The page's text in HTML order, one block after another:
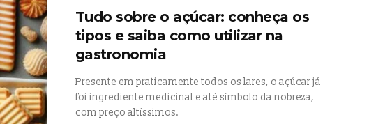
Tudo sobre o açúcar: conheça os
tipos e saiba como utilizar na
gastronomia
Presente em praticamente todos os lares, o açúcar já
foi ingrediente medicinal e até símbolo da nobreza,
com preço altíssimos.